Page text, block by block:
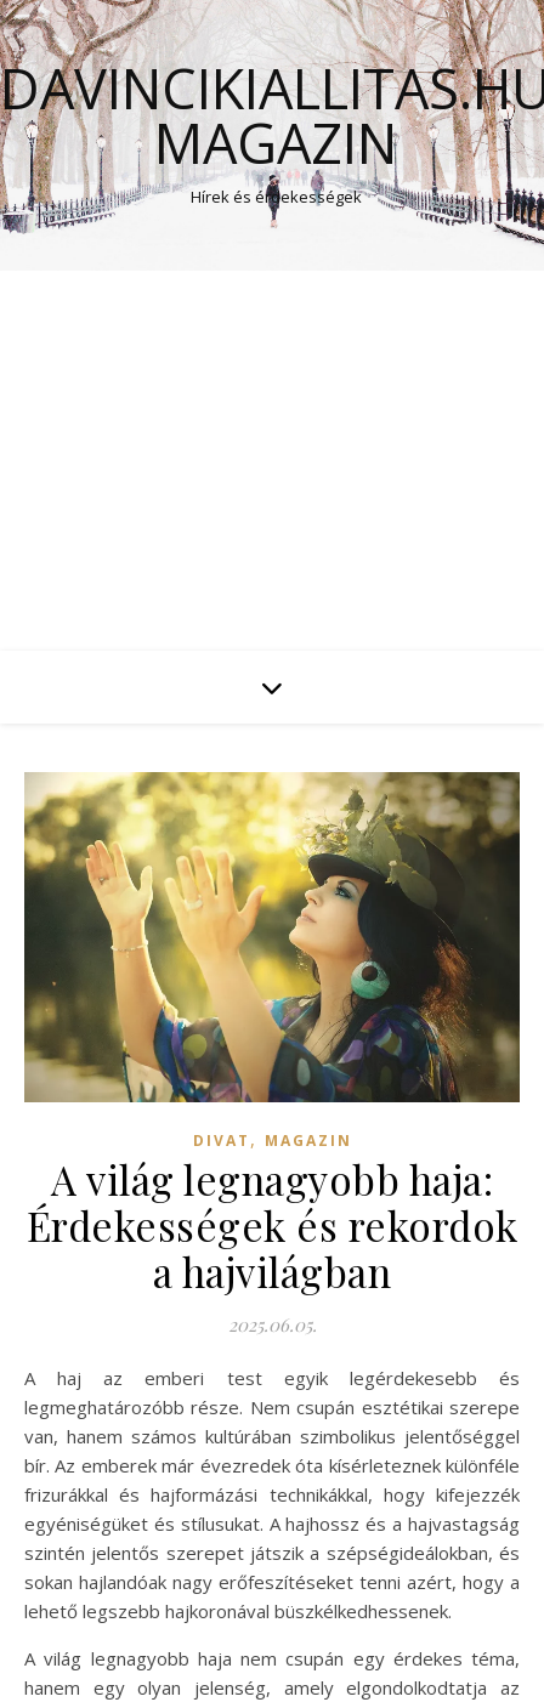
MAGAZIN
Hírek és érdekességek
DIVAT , MAGAZIN
A világ legnagyobb haja:
Érdekességek és rekordok
a hajvilágban
2025.06.05.
A haj az emberi test egyik legérdekesebb és
legmeghatározóbb része. Nem csupán esztétikai szerepe
van, hanem számos kultúrában szimbolikus jelentőséggel
bír. Az emberek már évezredek óta kísérleteznek különféle
frizurákkal és hajformázási technikákkal, hogy kifejezzék
egyéniségüket és stílusukat. A hajhossz és a hajvastagság
szintén jelentős szerepet játszik a szépségideálokban, és
sokan hajlandóak nagy erőfeszítéseket tenni azért, hogy a
lehető legszebb hajkoronával büszkélkedhessenek.
A világ legnagyobb haja nem csupán egy érdekes téma,
hanem egy olyan jelenség, amely elgondolkodtatja az